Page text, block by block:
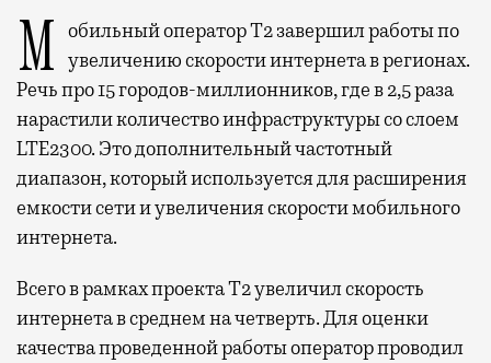
Мобильный оператор Т2 завершил работы по увеличению скорости интернета в регионах.
Речь про 15 городов-миллионников, где в 2,5 раза
нарастили количество инфраструктуры со слоем
LTE2300. Это дополнительный частотный
диапазон, который используется для расширения
емкости сети и увеличения скорости мобильного
интернета.
Всего в рамках проекта Т2 увеличил скорость
интернета в среднем на четверть. Для оценки
качества проведенной работы оператор проводил